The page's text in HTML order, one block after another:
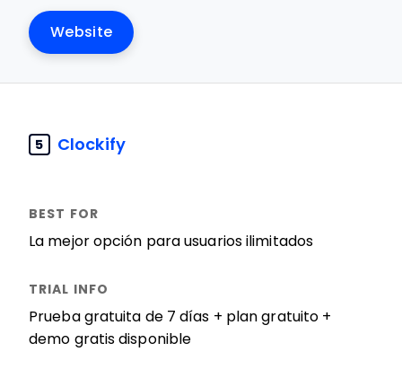
Website
5 Clockify
La mejor opción para usuarios ilimitados
Prueba gratuita de 7 días + plan gratuito +
demo gratis disponible